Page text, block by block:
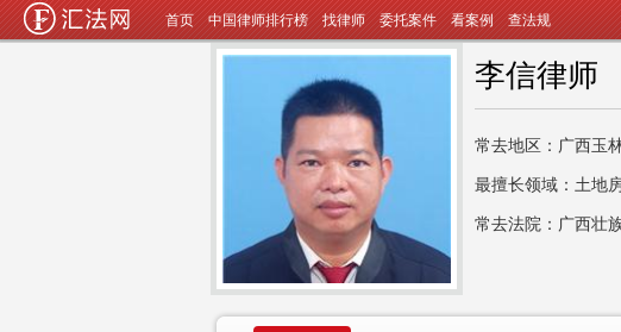
首页 中国律师排行榜 找律师 委托案件 看案例 查法规
李信律师
常去地区：广西玉
最擅长领域：土地
常去法院：广西壮